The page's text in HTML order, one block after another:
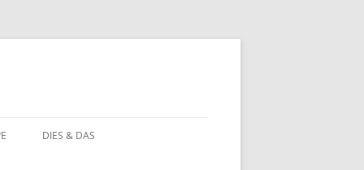
DIES & DAS